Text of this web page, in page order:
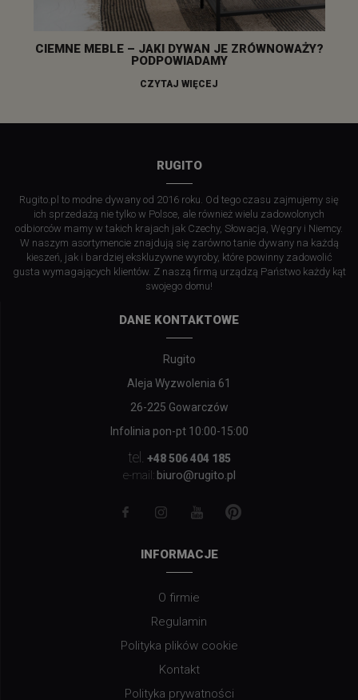
CIEMNE MEBLE – JAKI DYWAN JE ZRÓWNOWAŻY?
PODPOWIADAMY
CZYTAJ WIĘCEJ
RUGITO
Rugito.pl to modne dywany od 2016 roku. Od tego czasu zajmujemy się
ich sprzedażą nie tylko w Polsce, ale również wielu zadowolonych
odbiorców mamy w takich krajach jak Czechy, Słowacja, Węgry i Niemcy.
W naszym asortymencie znajdują się zarówno tanie dywany na każdą
kieszeń, jak i bardziej ekskluzywne wyroby, które powinny zadowolić
gusta wymagających klientów. Z naszą firmą urządzą Państwo każdy kąt
swojego domu!
DANE KONTAKTOWE
Rugito
Aleja Wyzwolenia 61
26-225 Gowarczów
Infolinia pon-pt 10:00-15:00
tel. +48 506 404 185
e-mail: biuro@rugito.pl
INFORMACJE
O firmie
Regulamin
Polityka plików cookie
Kontakt
Polityka prywatności